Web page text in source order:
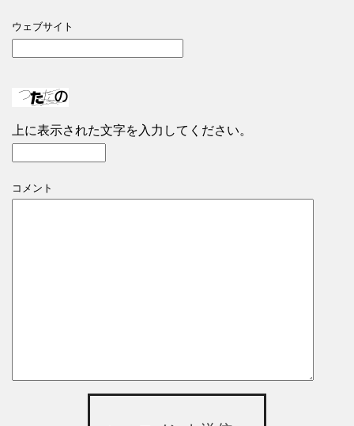
ウェブサイト
上に表示された文字を入力してください。
コメント